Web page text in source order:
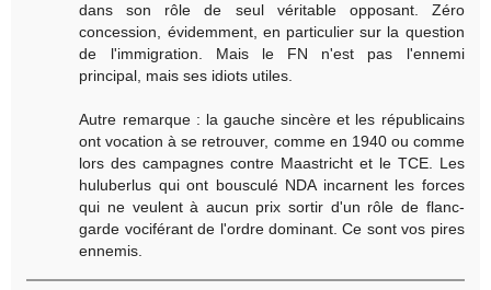
dans son rôle de seul véritable opposant. Zéro
concession, évidemment, en particulier sur la question
de l'immigration. Mais le FN n'est pas l'ennemi
principal, mais ses idiots utiles.
Autre remarque : la gauche sincère et les républicains
ont vocation à se retrouver, comme en 1940 ou comme
lors des campagnes contre Maastricht et le TCE. Les
huluberlus qui ont bousculé NDA incarnent les forces
qui ne veulent à aucun prix sortir d'un rôle de flanc-
garde vociférant de l'ordre dominant. Ce sont vos pires
ennemis.